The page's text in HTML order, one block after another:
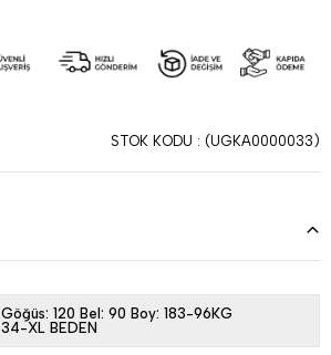
STOK KODU (UGKA0000033)
Göğüs: 120 Bel: 90 Boy: 183-96KG
34-XL BEDEN